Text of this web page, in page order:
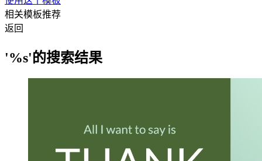
相关模板推荐
返回
'%s'的搜索结果